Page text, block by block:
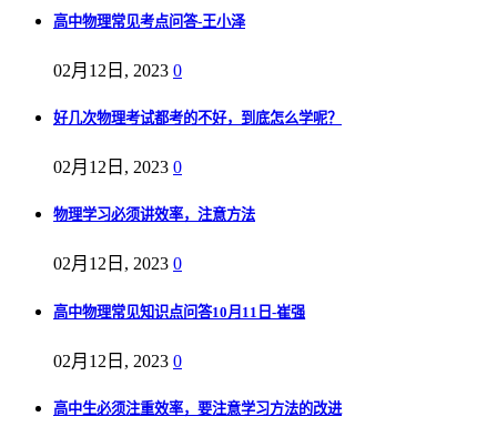
高中物理常见考点问答-王小泽
02月12日, 2023 0
好几次物理考试都考的不好，到底怎么学呢？
02月12日, 2023 0
物理学习必须讲效率，注意方法
02月12日, 2023 0
高中物理常见知识点问答10月11日-崔强
02月12日, 2023 0
高中生必须注重效率，要注意学习方法的改进